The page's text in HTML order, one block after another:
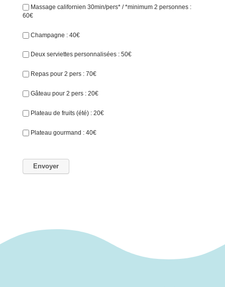
Massage californien 30min/pers* / *minimum 2 personnes :
60€
Champagne : 40€
Deux serviettes personnalisées : 50€
Repas pour 2 pers : 70€
Gâteau pour 2 pers : 20€
Plateau de fruits (été) : 20€
Plateau gourmand : 40€